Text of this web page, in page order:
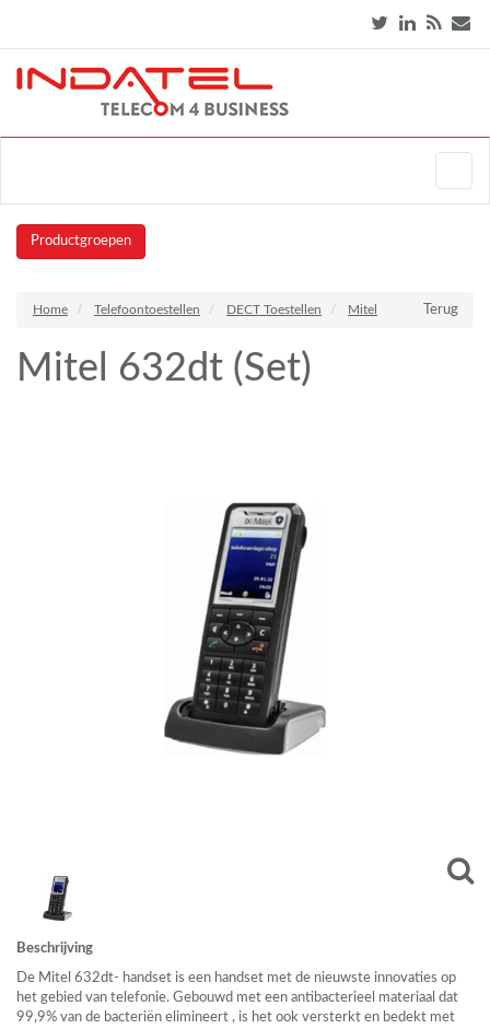
Productgroepen
Terug
Home Telefoontoestellen DECT Toestellen Mitel
Mitel 632dt (Set)
Beschrijving
De Mitel 632dt- handset is een handset met de nieuwste innovaties op
het gebied van telefonie. Gebouwd met een antibacterieel materiaal dat
99,9% van de bacteriën elimineert , is het ook versterkt en bedekt met